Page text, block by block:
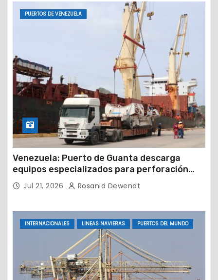
PUERTOS DE VENEZUELA
Venezuela: Puerto de Guanta descarga
equipos especializados para perforación
petrolera
Jul 21, 2026 Rosanid Dewendt
INTERNACIONALES LINEAS NAVIERAS PUERTOS DEL MUNDO